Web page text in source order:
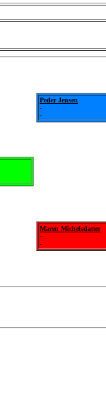
Peder Jensen
-
-
Maren Michelsdatter
-
-